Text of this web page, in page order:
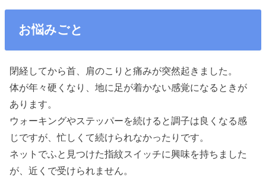
お悩みごと
閉経してから首、肩のこりと痛みが突然起きました。
体が年々硬くなり、地に足が着かない感覚になるときが
あります。
ウォーキングやステッパーを続けると調子は良くなる感
じですが、忙しくて続けられなかったりです。
ネットでふと見つけた指紋スイッチに興味を持ちました
が、近くで受けられません。